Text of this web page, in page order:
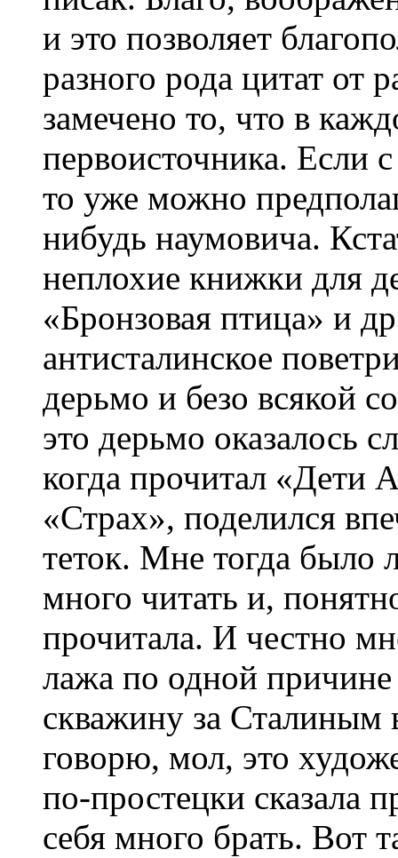
и это позволяет
разного рода цитат от
замечено то, что в
первоисточника. Если
то уже можно
нибудь наумовича.
неплохие книжки для
«Бронзовая птица» и
антисталинское
дерьмо и безо всякой
это дерьмо
когда прочитал «Дети
«Страх», поделился
теток. Мне тогда было
много читать и,
прочитала. И честно
лажа по одной
скважину за Сталиным
говорю, мол, это
по-простецки сказала
себя много брать. Вот